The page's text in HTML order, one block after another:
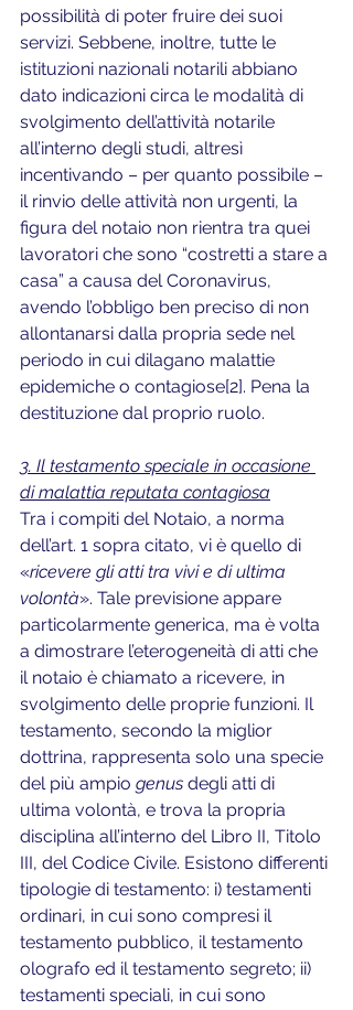
possibilità di poter fruire dei suoi
servizi. Sebbene, inoltre, tutte le
istituzioni nazionali notarili abbiano
dato indicazioni circa le modalità di
svolgimento dell’attività notarile
all’interno degli studi, altresì
incentivando – per quanto possibile –
il rinvio delle attività non urgenti, la
figura del notaio non rientra tra quei
lavoratori che sono “costretti a stare a
casa” a causa del Coronavirus,
avendo l’obbligo ben preciso di non
allontanarsi dalla propria sede nel
periodo in cui dilagano malattie
epidemiche o contagiose[2]. Pena la
destituzione dal proprio ruolo.
3. Il testamento speciale in occasione
di malattia reputata contagiosa
Tra i compiti del Notaio, a norma
dell’art. 1 sopra citato, vi è quello di
«ricevere gli atti tra vivi e di ultima
volontà». Tale previsione appare
particolarmente generica, ma è volta
a dimostrare l’eterogeneità di atti che
il notaio è chiamato a ricevere, in
svolgimento delle proprie funzioni. Il
testamento, secondo la miglior
dottrina, rappresenta solo una specie
del più ampio genus degli atti di
ultima volontà, e trova la propria
disciplina all’interno del Libro II, Titolo
III, del Codice Civile. Esistono differenti
tipologie di testamento: i) testamenti
ordinari, in cui sono compresi il
testamento pubblico, il testamento
olografo ed il testamento segreto; ii)
testamenti speciali, in cui sono